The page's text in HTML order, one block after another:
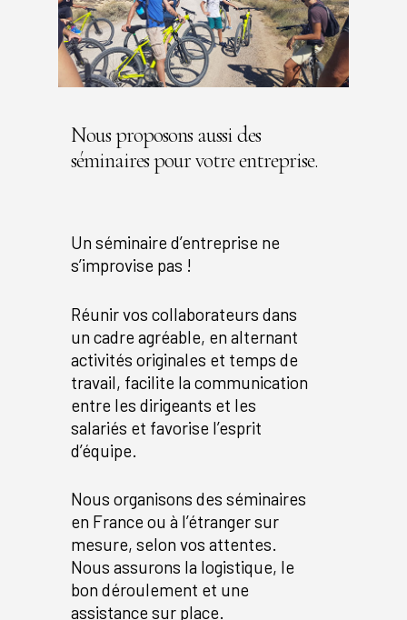
Nous proposons aussi des
séminaires pour votre entreprise.
Un séminaire d’entreprise ne
s’improvise pas !
Réunir vos collaborateurs dans
un cadre agréable, en alternant
activités originales et temps de
travail, facilite la communication
entre les dirigeants et les
salariés et favorise l’esprit
d’équipe.
Nous organisons des séminaires
en France ou à l’étranger sur
mesure, selon vos attentes.
Nous assurons la logistique, le
bon déroulement et une
assistance sur place.